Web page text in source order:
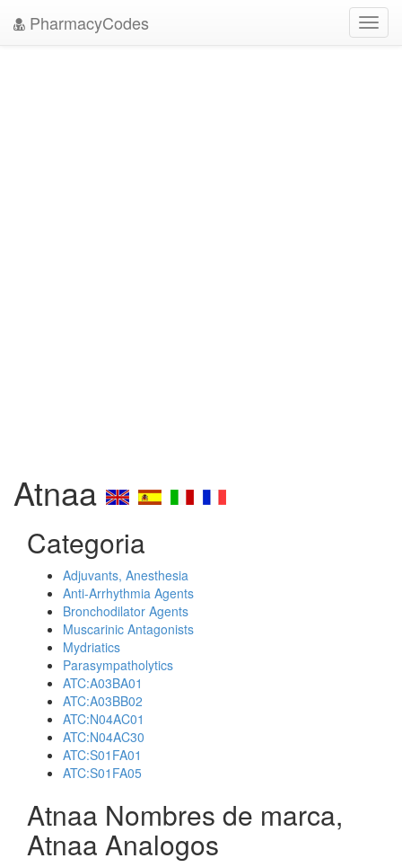
PharmacyCodes
Atnaa
Categoria
Adjuvants, Anesthesia
Anti-Arrhythmia Agents
Bronchodilator Agents
Muscarinic Antagonists
Mydriatics
Parasympatholytics
ATC:A03BA01
ATC:A03BB02
ATC:N04AC01
ATC:N04AC30
ATC:S01FA01
ATC:S01FA05
Atnaa Nombres de marca,
Atnaa Analogos